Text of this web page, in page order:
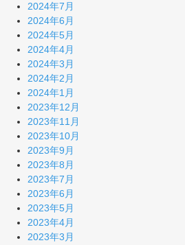
2024年7月
2024年6月
2024年5月
2024年4月
2024年3月
2024年2月
2024年1月
2023年12月
2023年11月
2023年10月
2023年9月
2023年8月
2023年7月
2023年6月
2023年5月
2023年4月
2023年3月